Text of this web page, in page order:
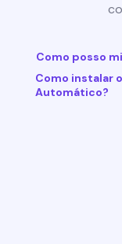
Como posso
Como instalar
Automático?